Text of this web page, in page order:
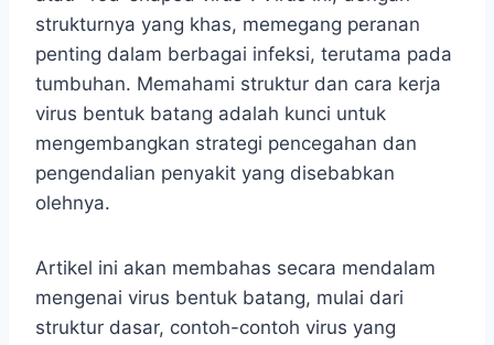
strukturnya yang khas, memegang peranan
penting dalam berbagai infeksi, terutama pada
tumbuhan. Memahami struktur dan cara kerja
virus bentuk batang adalah kunci untuk
mengembangkan strategi pencegahan dan
pengendalian penyakit yang disebabkan
olehnya.
Artikel ini akan membahas secara mendalam
mengenai virus bentuk batang, mulai dari
struktur dasar, contoh-contoh virus yang